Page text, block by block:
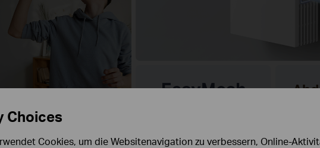
Choices
Cookies, um die Websitenavigation zu verbessern, Online-